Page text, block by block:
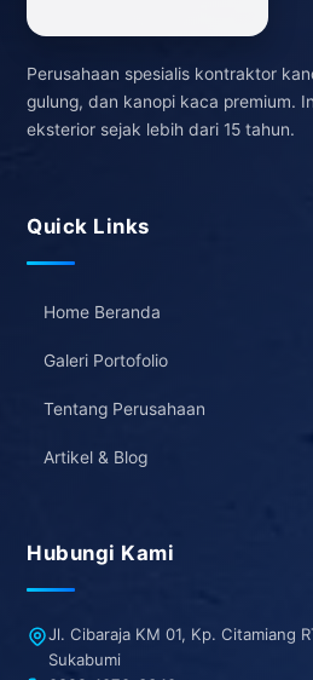
Perusahaan spesialis kontraktor
gulung, dan kanopi kaca premium.
eksterior sejak lebih dari 15 tahun.
Quick Links
Home Beranda
Galeri Portofolio
Tentang Perusahaan
Artikel & Blog
Hubungi Kami
Jl. Cibaraja KM 01, Kp. Citamiang
Sukabumi